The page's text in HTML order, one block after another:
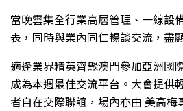
當晚雲集全行業高層管理、一線設
表，同時與業內同仁暢談交流，盡
適逢業界精英齊聚澳門參加亞洲國
成為本週最佳交流平台。大會提供
者自在交際聯誼，場內亦由 美高梅